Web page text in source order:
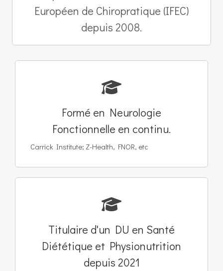
Européen de Chiropratique (IFEC)
depuis 2008.
Formé en Neurologie
Fonctionnelle en continu.
Carrick Institute; Z-Health, FNOR, etc
Titulaire d'un DU en Santé
Diététique et Physionutrition
depuis 2021